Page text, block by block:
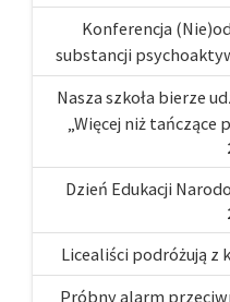
Konferencja
substancji
Nasza szkoła bierze
„Więcej niż tańczące
Dzień Edukacji
Licealiści podróżują z
Próbny alarm